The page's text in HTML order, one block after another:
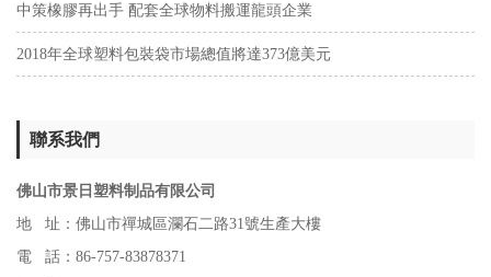
中策橡膠再出手 配套全球物料搬運龍頭企業
2018年全球塑料包裝袋市場總值將達373億美元
聯系我們
佛山市景日塑料制品有限公司
地 址：佛山市禪城區瀾石二路31號生產大樓
電 話：86-757-83878371